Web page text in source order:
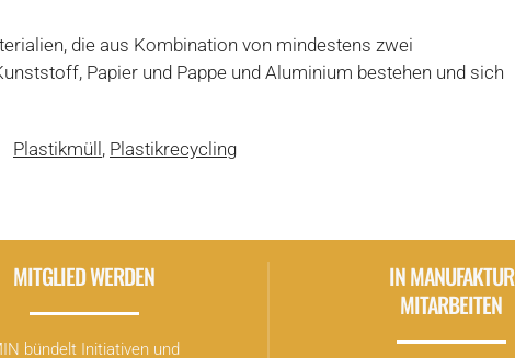
die aus Kombination von mindestens zwei
Papier und Pappe und Aluminium bestehen und sich
Plastikmüll , Plastikrecycling
MITGLIED WERDEN
bündelt Initiativen und
IN MANUFAKTUR
MITARBEITEN